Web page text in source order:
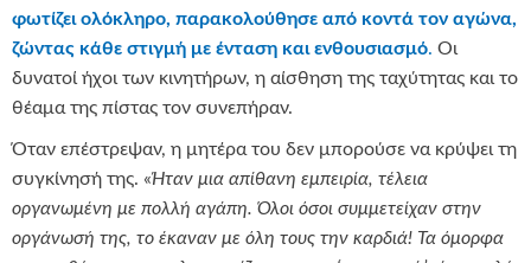
φωτίζει ολόκληρο, παρακολούθησε από κοντά τον αγώνα,
ζώντας κάθε στιγμή με ένταση και ενθουσιασμό. Οι
δυνατοί ήχοι των κινητήρων, η αίσθηση της ταχύτητας και το
θέαμα της πίστας τον συνεπήραν.
Όταν επέστρεψαν, η μητέρα του δεν μπορούσε να κρύψει τη
συγκίνησή της. «Ήταν μια απίθανη εμπειρία, τέλεια
οργανωμένη με πολλή αγάπη. Όλοι όσοι συμμετείχαν στην
οργάνωσή της, το έκαναν με όλη τους την καρδιά! Τα όμορφα